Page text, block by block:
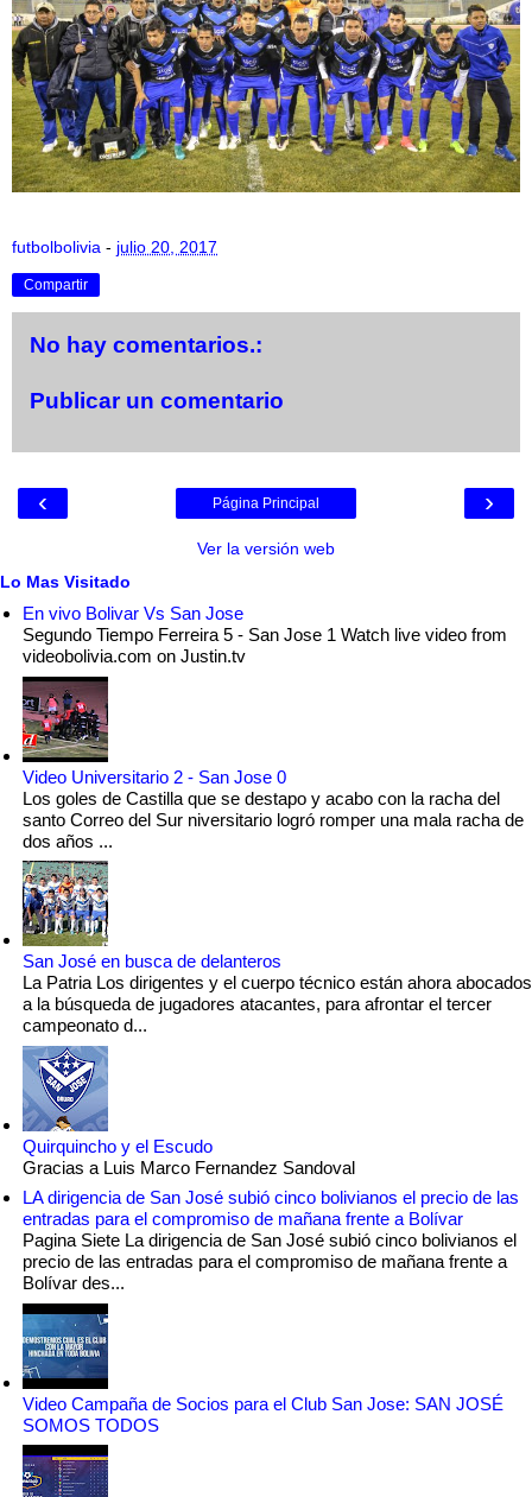
futbolbolivia - julio 20, 2017
Compartir
No hay comentarios.:
Publicar un comentario
‹ ›
Página Principal
Ver la versión web
Lo Mas Visitado
En vivo Bolivar Vs San Jose
Segundo Tiempo Ferreira 5 - San Jose 1 Watch live video from
videobolivia.com on Justin.tv
Video Universitario 2 - San Jose 0
Los goles de Castilla que se destapo y acabo con la racha del
santo Correo del Sur niversitario logró romper una mala racha de
dos años ...
San José en busca de delanteros
La Patria Los dirigentes y el cuerpo técnico están ahora abocados
a la búsqueda de jugadores atacantes, para afrontar el tercer
campeonato d...
Quirquincho y el Escudo
Gracias a Luis Marco Fernandez Sandoval
LA dirigencia de San José subió cinco bolivianos el precio de las
entradas para el compromiso de mañana frente a Bolívar
Pagina Siete La dirigencia de San José subió cinco bolivianos el
precio de las entradas para el compromiso de mañana frente a
Bolívar des...
Video Campaña de Socios para el Club San Jose: SAN JOSÉ
SOMOS TODOS